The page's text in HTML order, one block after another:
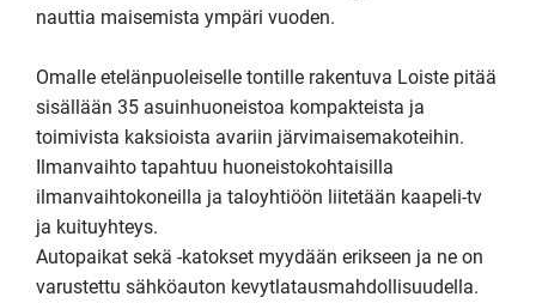
nauttia maisemista ympäri vuoden.
Omalle etelänpuoleiselle tontille rakentuva Loiste pitää
sisällään 35 asuinhuoneistoa kompakteista ja
toimivista kaksioista avariin järvimaisemakoteihin.
Ilmanvaihto tapahtuu huoneistokohtaisilla
ilmanvaihtokoneilla ja taloyhtiöön liitetään kaapeli-tv
ja kuituyhteys.
Autopaikat sekä -katokset myydään erikseen ja ne on
varustettu sähköauton kevytlatausmahdollisuudella.